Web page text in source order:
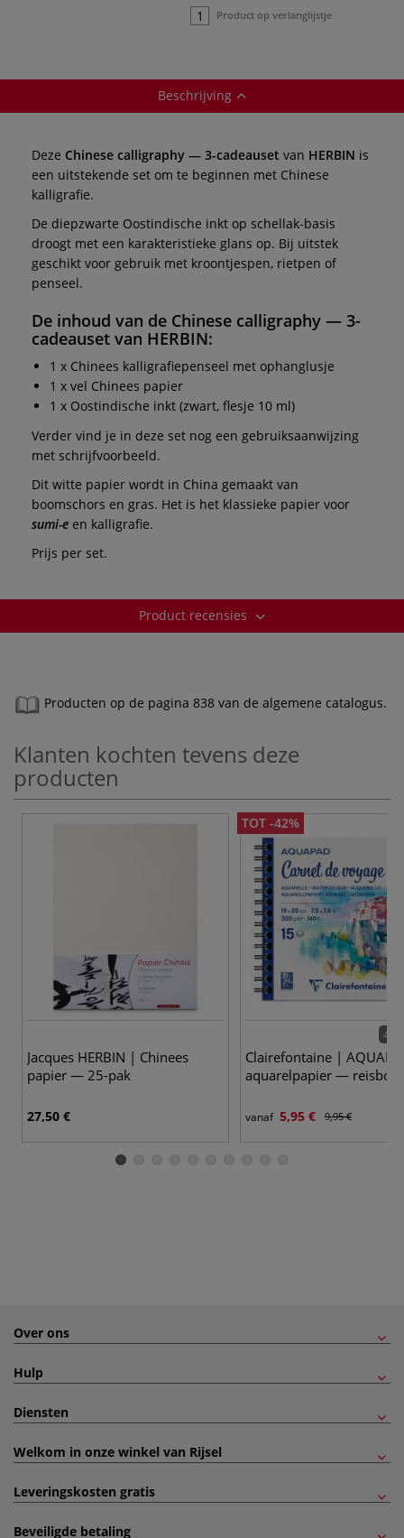
Product op verlanglijstje
Beschrijving
Deze Chinese calligraphy — 3-cadeauset van HERBIN is
een uitstekende set om te beginnen met Chinese
kalligrafie.
De diepzwarte Oostindische inkt op schellak-basis
droogt met een karakteristieke glans op. Bij uitstek
geschikt voor gebruik met kroontjespen, rietpen of
penseel.
De inhoud van de Chinese calligraphy — 3-
cadeauset van HERBIN:
1 x Chinees kalligrafiepenseel met ophanglusje
1 x vel Chinees papier
1 x Oostindische inkt (zwart, flesje 10 ml)
Verder vind je in deze set nog een gebruiksaanwijzing
met schrijfvoorbeeld.
Dit witte papier wordt in China gemaakt van
boomschors en gras. Het is het klassieke papier voor
sumi-e en kalligrafie.
Prijs per set.
Product recensies
Producten op de pagina 838 van de algemene catalogus.
Klanten kochten tevens deze
producten
Jacques HERBIN | Chinees
papier — 25-pak
27,50 €
TOT -42%
4
Clairefontaine |
aquarelpapier —
vanaf 5,95 € 9,95 €
Over ons
Hulp
Diensten
Welkom in onze winkel van Rijsel
Leveringskosten gratis
Beveiligde betaling